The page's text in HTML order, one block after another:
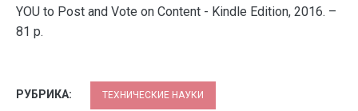
YOU to Post and Vote on Content - Kindle Edition, 2016. –
81 p.
РУБРИКА: ТЕХНИЧЕСКИЕ НАУКИ